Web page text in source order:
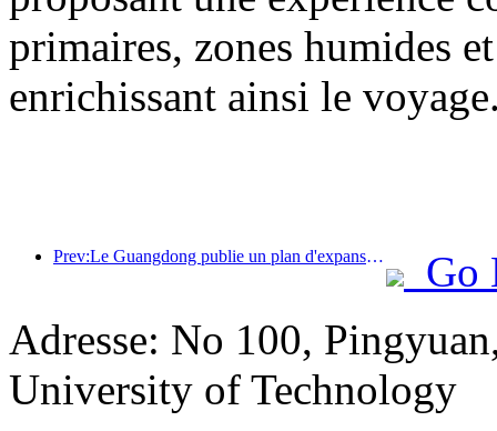
primaires, zones humides
enrichissant ainsi le
Prev:Le Guangdong publie un plan d'expansion des capacités du secteur des services pour faire de la région de la Grande Baie une destination touristique de classe mondiale.
Go
Adresse: No 100,
University of Technology